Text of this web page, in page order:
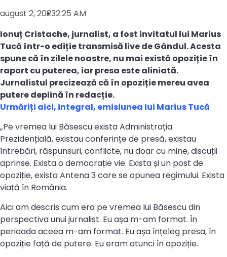
august 2, 20232:25 AM
Ionuț Cristache, jurnalist, a fost invitatul lui Marius
Tucă într-o ediție transmisă live de Gândul. Acesta
spune că în zilele noastre, nu mai există opoziție în
raport cu puterea, iar presa este aliniată.
Jurnalistul precizează că în opoziție mereu avea
putere deplină în redacție.
Urmăriți aici, integral, emisiunea lui Marius Tucă
„Pe vremea lui Băsescu exista Administrația
Prezidențială, existau conferințe de presă, existau
întrebări, răspunsuri, conflicte, nu doar cu mine, discuții
aprinse. Exista o democrație vie. Exista și un post de
opoziție, exista Antena 3 care se opunea regimului. Exista
viață în România.
Aici am descris cum era pe vremea lui Băsescu din
perspectiva unui jurnalist. Eu așa m-am format. În
perioada aceea m-am format. Eu așa înțeleg presa, în
opoziție față de putere. Eu eram atunci în opoziție.